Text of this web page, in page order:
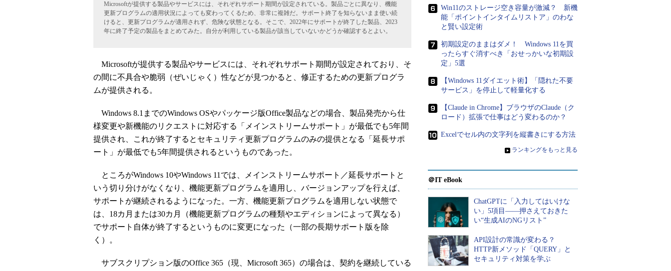
Microsoftが提供する製品やサービスには、それぞれサポート期間が設定されている。製品ごとに異なり、機能
更新プログラムの適用状況によっても変わってくるため、非常に複雑だ。サポート終了を知らないまま使い続
けると、更新プログラムが適用されず、危険な状態となる。そこで、2022年にサポートが終了した製品、2023
年に終了予定の製品をまとめてみた。自分が利用している製品が該当していないかどうか確認するとよい。
Microsoftが提供する製品やサービスには、それぞれサポート期間が設定されており、そ
の間に不具合や脆弱（ぜいじゃく）性などが見つかると、修正するための更新プログラ
ムが提供される。
Windows 8.1までのWindows OSやパッケージ版Office製品などの場合、製品発売から仕
様変更や新機能のリクエストに対応する「メインストリームサポート」が最低でも5年間
提供され、これが終了するとセキュリティ更新プログラムのみの提供となる「延長サポ
ート」が最低でも5年間提供されるというものであった。
ところがWindows 10やWindows 11では、メインストリームサポート／延長サポートと
いう切り分けがなくなり、機能更新プログラムを適用し、バージョンアップを行えば、
サポートが継続されるようになった。一方、機能更新プログラムを適用しない状態で
は、18カ月または30カ月（機能更新プログラムの種類やエディションによって異なる）
でサポート自体が終了するというものに変更になった（一部の長期サポート版を除
く）。
サブスクリプション版のOffice 365（現、Microsoft 365）の場合は、契約を継続している
Win11のストレージ空き容量が激減？ 新機
能「ポイントインタイムリストア」のわな
と賢い設定術
初期設定のままはダメ！ Windows 11を買
ったらすぐ消すべき「おせっかいな初期設
定」5選
【Windows 11ダイエット術】「隠れた不要
サービス」を停止して軽量化する
【Claude in Chrome】ブラウザのClaude（ク
ロード）拡張で仕事はどう変わるのか？
Excelでセル内の文字列を縦書きにする方法
» ランキングをもっと見る
＠IT eBook
ChatGPTに「入力してはいけな
い」5項目――押さえておきた
い“生成AIのNGリスト”
API設計の常識が変わる？
HTTP新メソッド「QUERY」と
セキュリティ対策を学ぶ